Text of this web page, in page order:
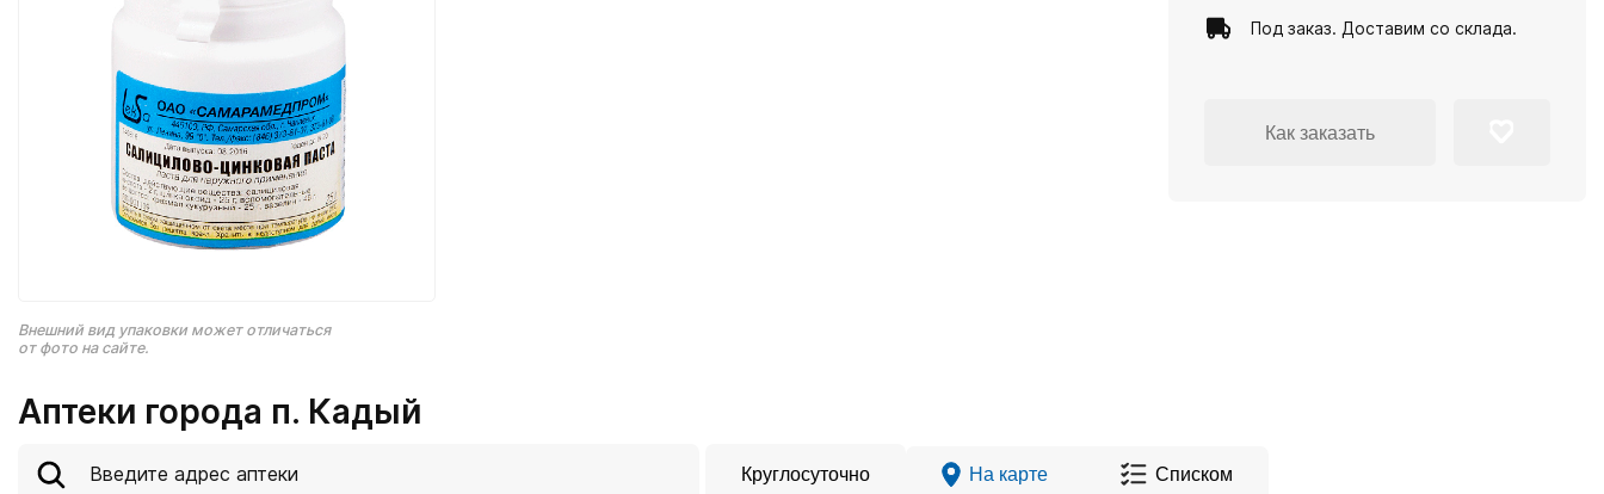
Внешний вид упаковки может отличаться
от фото на сайте.
Под заказ. Доставим со склада.
Как заказать
Аптеки города п. Кадый
Круглосуточно На карте Списком